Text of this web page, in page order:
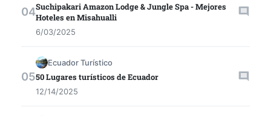
Suchipakari Amazon Lodge & Jungle Spa - Mejores
Hoteles en Misahualli
6/03/2025
Ecuador Turístico
50 Lugares turísticos de Ecuador
12/14/2025